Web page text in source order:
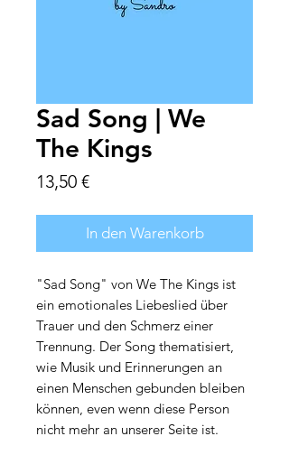
Sad Song | We
The Kings
13,50 €Preis
In den Warenkorb
"Sad Song" von We The Kings ist
ein emotionales Liebeslied über
Trauer und den Schmerz einer
Trennung. Der Song thematisiert,
wie Musik und Erinnerungen an
einen Menschen gebunden bleiben
können, even wenn diese Person
nicht mehr an unserer Seite ist.